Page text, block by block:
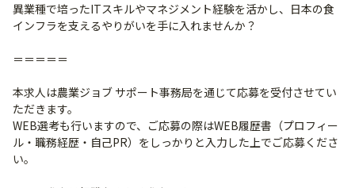
異業種で培ったITスキルやマネジメント経験を活かし、日本の食
インフラを支えるやりがいを手に入れませんか？
＝＝＝＝＝
本求人は農業ジョブ サポート事務局を通じて応募を受付させてい
ただきます。
WEB選考も行いますので、ご応募の際はWEB履歴書（プロフィー
ル・職務経歴・自己PR）をしっかりと入力した上でご応募くださ
い。